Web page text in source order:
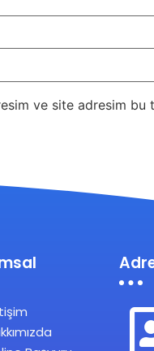
ve site adresim bu